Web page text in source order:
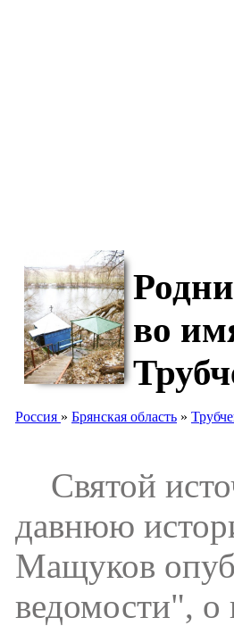
во
Россия » Брянская область »
Святой
давнюю
Мащуков
ведомости",